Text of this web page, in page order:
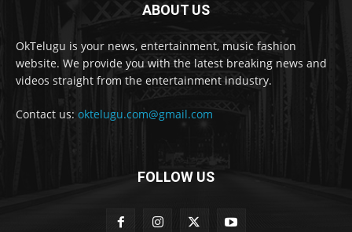
ABOUT US
OkTelugu is your news, entertainment, music fashion
website. We provide you with the latest breaking news and
videos straight from the entertainment industry.
Contact us: oktelugu.com@gmail.com
FOLLOW US